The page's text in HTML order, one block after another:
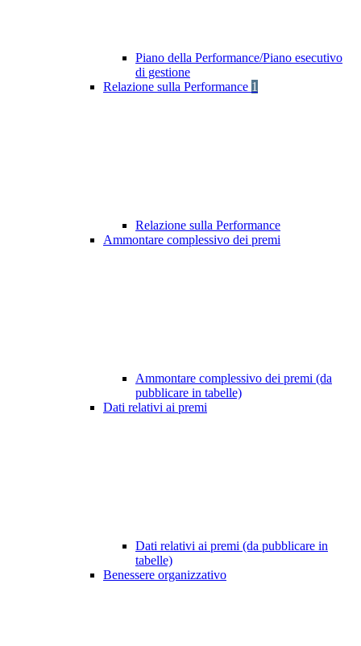
Piano della Performance/Piano esecutivo
di gestione
Relazione sulla Performance 1
Relazione sulla Performance
Ammontare complessivo dei premi
Ammontare complessivo dei premi (da
pubblicare in tabelle)
Dati relativi ai premi
Dati relativi ai premi (da pubblicare in
tabelle)
Benessere organizzativo